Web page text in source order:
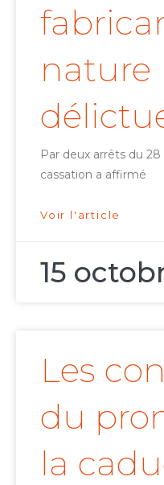
nature
Par deux arrêts du
cassation a affirmé
Voir l'article
15
Les
du
la